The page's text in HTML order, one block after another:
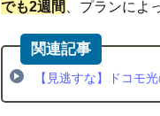
移転
先で
ドコ
モ光
でも2週間
、プランによ
【見逃すな】ドコモ